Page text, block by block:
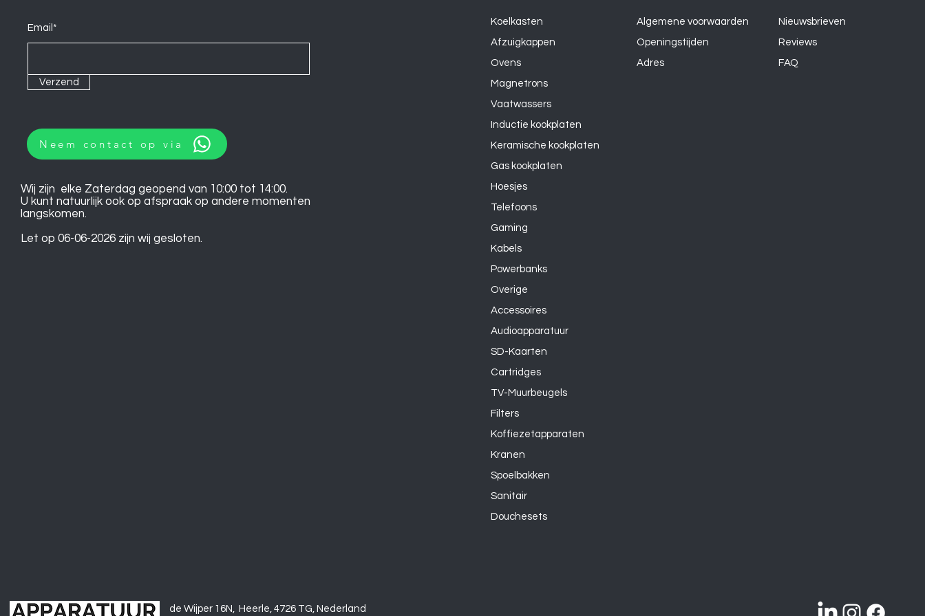
Email*
Verzend
Neem contact op via
Wij zijn elke Zaterdag geopend van 10:00 tot 14:00.
U kunt natuurlijk ook op afspraak op andere momenten
langskomen.
Let op 06-06-2026 zijn wij gesloten.
Koelkasten
Afzuigkappen
Ovens
Magnetrons
Vaatwassers
Inductie kookplaten
Keramische kookplaten
Gas kookplaten
Hoesjes
Telefoons
Gaming
Kabels
Powerbanks
Overige
Accessoires
Audioapparatuur
SD-Kaarten
Cartridges
TV-Muurbeugels
Filters
Koffiezetapparaten
Kranen
Spoelbakken
Sanitair
Douchesets
Nieuwsbrieven
Reviews
FAQ
Algemene voorwaarden
Openingstijden
Adres
de Wijper 16N, Heerle , 4726 TG, Nederland